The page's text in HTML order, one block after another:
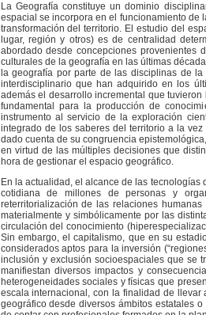
La Geografía constituye un dominio
espacial se incorpora en el funcionamiento de
transformación del territorio. El estudio del
lugar, región y otros) es de centralidad
abordado desde concepciones
culturales de la geografía en las últimas
la geografía por parte de las disciplinas de
interdisciplinario que han adquirido en los
además el desarrollo incremental que
fundamental para la producción de
instrumento al servicio de la exploración
integrado de los saberes del territorio a la
dado cuenta de su congruencia
en virtud de las múltiples decisiones que
hora de gestionar el espacio geográfico.
En la actualidad, el alcance de las
cotidiana de millones de personas y
reterritorialización de las relaciones
materialmente y simbólicamente por las
circulación del conocimiento
Sin embargo, el capitalismo, que en su
considerados aptos para la inversión
inclusión y exclusión socioespaciales que se
manifiestan diversos impactos y
heterogeneidades sociales y físicas que
escala internacional, con la finalidad de
geográfico desde diversos ámbitos estatales